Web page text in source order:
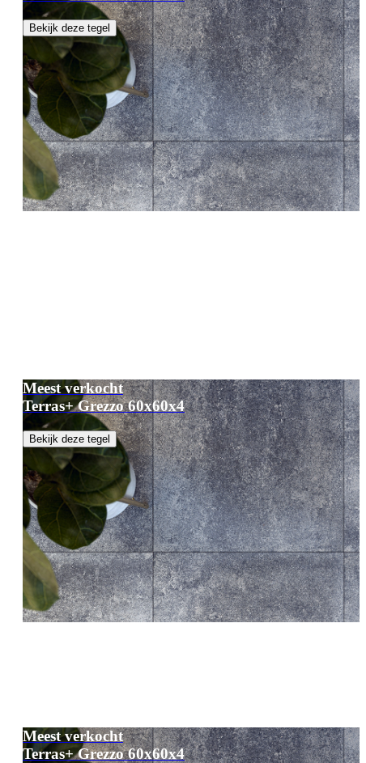
Bekijk deze tegel
Meest verkocht
Terras+ Grezzo 60x60x4
Bekijk deze tegel
Meest verkocht
Terras+ Grezzo 60x60x4